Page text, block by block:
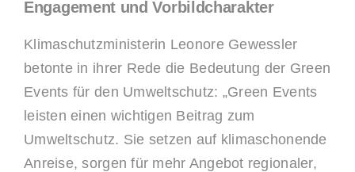
Engagement und Vorbildcharakter
Klimaschutzministerin Leonore Gewessler
betonte in ihrer Rede die Bedeutung der Green
Events für den Umweltschutz: „Green Events
leisten einen wichtigen Beitrag zum
Umweltschutz. Sie setzen auf klimaschonende
Anreise, sorgen für mehr Angebot regionaler,